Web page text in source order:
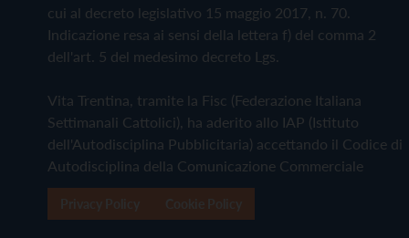
cui al decreto legislativo 15 maggio 2017, n. 70.
Indicazione resa ai sensi della lettera f) del comma 2
dell'art. 5 del medesimo decreto Lgs.
Vita Trentina, tramite la Fisc (Federazione Italiana
Settimanali Cattolici), ha aderito allo IAP (Istituto
dell'Autodisciplina Pubblicitaria) accettando il Codice di
Autodisciplina della Comunicazione Commerciale